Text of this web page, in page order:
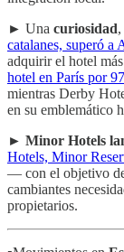
► Una curiosidad,
catalanes, superó a
adquirir el hotel
hotel en París por
mientras Derby
en su emblemático
► Minor Hotels
Hotels, Minor
— con el objetivo de
cambiantes
propietarios.